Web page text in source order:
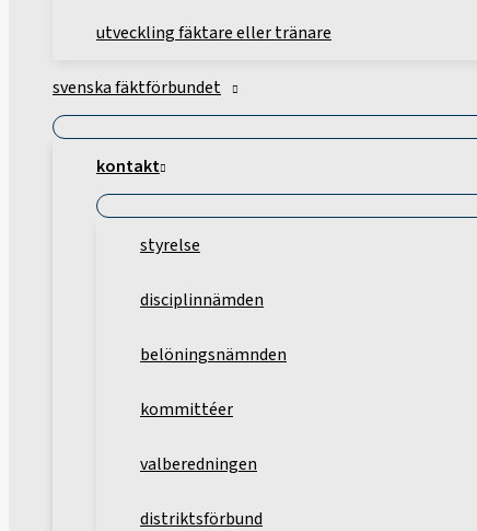
utveckling fäktare eller tränare
svenska fäktförbundet
kontakt
styrelse
disciplinnämden
belöningsnämnden
kommittéer
valberedningen
distriktsförbund